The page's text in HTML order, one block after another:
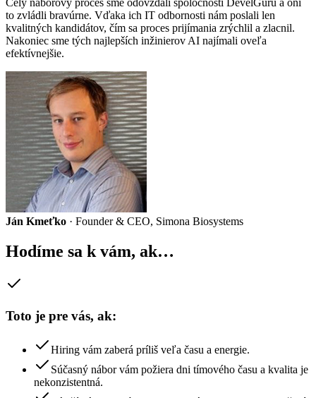
Celý náborový proces sme odovzdali spoločnosti DevelGuru a oni
to zvládli bravúrne. Vďaka ich IT odbornosti nám poslali len
kvalitných kandidátov, čím sa proces prijímania zrýchlil a zlacnil.
Nakoniec sme tých najlepších inžinierov AI najímali oveľa
efektívnejšie.
Ján Kmeťko · Founder & CEO, Simona Biosystems
Hodíme sa k vám, ak…
Toto je pre vás, ak:
Hiring vám zaberá príliš veľa času a energie.
Súčasný nábor vám požiera dni tímového času a kvalita je
nekonzistentná.